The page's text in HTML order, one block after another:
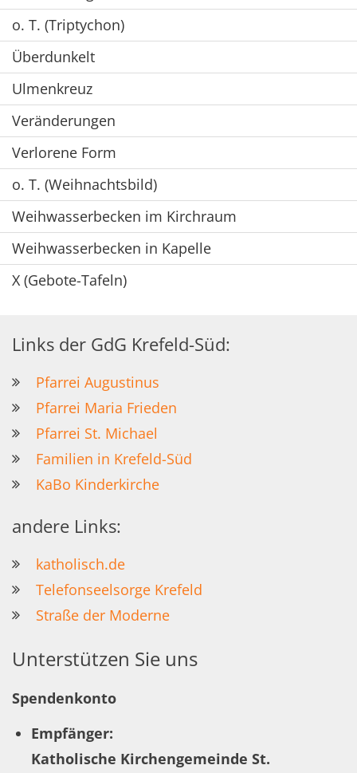
o. T. (Triptychon)
Überdunkelt
Ulmenkreuz
Veränderungen
Verlorene Form
o. T. (Weihnachtsbild)
Weihwasserbecken im Kirchraum
Weihwasserbecken in Kapelle
X (Gebote-Tafeln)
Links der GdG Krefeld-Süd:
Pfarrei Augustinus
Pfarrei Maria Frieden
Pfarrei St. Michael
Familien in Krefeld-Süd
KaBo Kinderkirche
andere Links:
katholisch.de
Telefonseelsorge Krefeld
Straße der Moderne
Unterstützen Sie uns
Spendenkonto
Empfänger:
Katholische Kirchengemeinde St.